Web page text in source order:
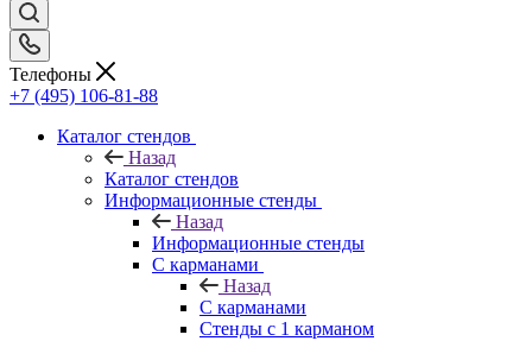
Телефоны
+7 (495) 106-81-88
Каталог стендов
Назад
Каталог стендов
Информационные стенды
Назад
Информационные стенды
С карманами
Назад
С карманами
Стенды с 1 карманом